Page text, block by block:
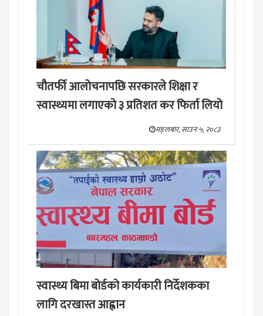
चौतर्फी आलोचनापछि सरकारले शिक्षा र
स्वास्थ्यमा लगाएको ३ प्रतिशत कर फिर्ता लियो
मङ्लबार, साउन ५, २०८३
स्वास्थ्य बिमा बोर्डको कार्यकारी निर्देशकका
लागि दरखास्त आह्वान